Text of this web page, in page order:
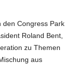
den Congress Park
Roland Bent,
zu Themen
aus